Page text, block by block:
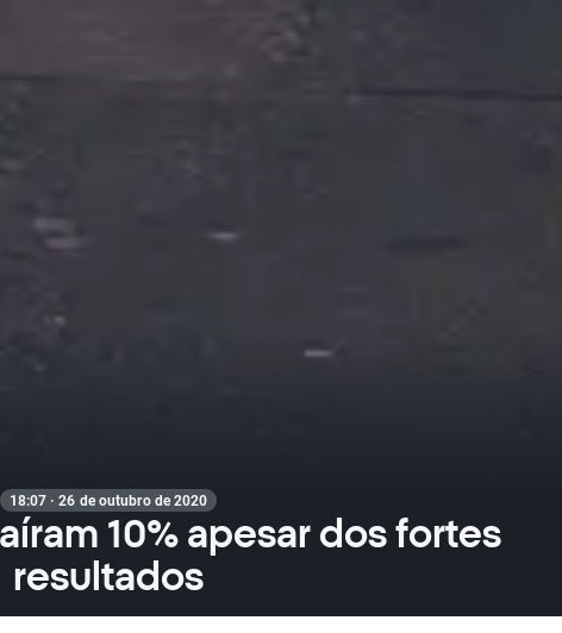
18:07 · 26 de outubro de 2020
10% apesar dos fortes
resultados